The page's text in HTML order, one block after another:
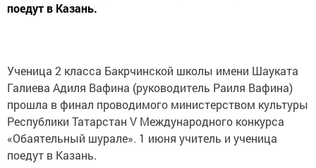
поедут в Казань.
Ученица 2 класса Бакрчинской школы имени Шауката
Галиева Адиля Вафина (руководитель Раиля Вафина)
прошла в финал проводимого министерством культуры
Республики Татарстан V Международного конкурса
«Обаятельный шурале». 1 июня учитель и ученица
поедут в Казань.